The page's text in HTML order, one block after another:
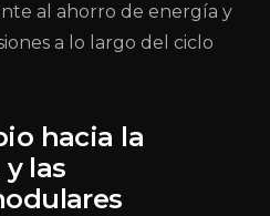
al ahorro de energía y
a lo largo del ciclo
hacia la
las